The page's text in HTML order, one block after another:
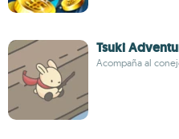
Tsuki
Acompaña al